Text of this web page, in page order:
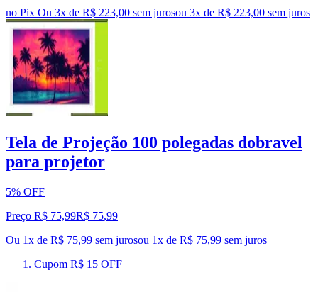
no Pix Ou 3x de R$ 223,00 sem jurosou 3x de R$ 223,00 sem juros
Tela de Projeção 100 polegadas dobravel
para projetor
5% OFF
Preço R$ 75,99R$ 75,99
Ou 1x de R$ 75,99 sem jurosou 1x de R$ 75,99 sem juros
Cupom R$ 15 OFF